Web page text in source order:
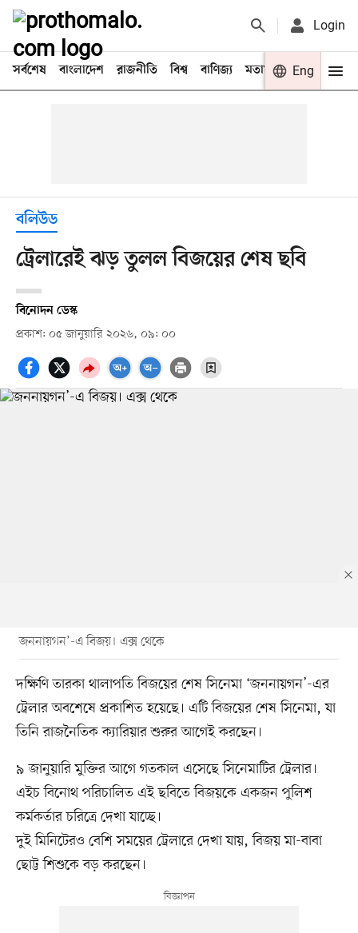
Login
সর্বশেষ বাংলাদেশ রাজনীতি বিশ্ব বাণিজ্য মতামত খেলা
Eng
বলিউড
ট্রেলারেই ঝড় তুলল বিজয়ের শেষ ছবি
বিনোদন ডেস্ক
প্রকাশ: ০৫ জানুয়ারি ২০২৬, ০৯: ০০
জননায়গন’-এ বিজয়। এক্স থেকে
দক্ষিণি তারকা থালাপতি বিজয়ের শেষ সিনেমা ‘জননায়গন’-এর
ট্রেলার অবশেষে প্রকাশিত হয়েছে। এটি বিজয়ের শেষ সিনেমা, যা
তিনি রাজনৈতিক ক্যারিয়ার শুরুর আগেই করছেন।
৯ জানুয়ারি মুক্তির আগে গতকাল এসেছে সিনেমাটির ট্রেলার।
এইচ বিনোথ পরিচালিত এই ছবিতে বিজয়কে একজন পুলিশ
কর্মকর্তার চরিত্রে দেখা যাচ্ছে।
দুই মিনিটেরও বেশি সময়ের ট্রেলারে দেখা যায়, বিজয় মা-বাবা
ছোট্ট শিশুকে বড় করছেন।